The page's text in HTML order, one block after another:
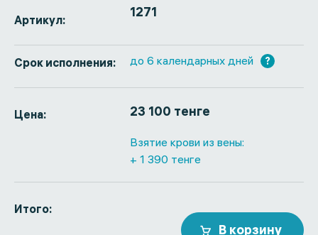
Артикул: 1271
Срок исполнения: до 6 календарных дней ?
Цена: 23 100 тенге
Взятие крови из вены:
+ 1 390 тенге
Итого:
В корзину